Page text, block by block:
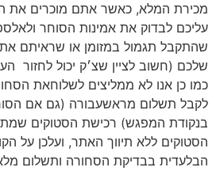
מכירת המלא, כאשר אתם מוכרים את
עליכם לבדוק את אמינות הסוחר
שהתקבל תגמול במזומן או שראיתם
שלכם (חשוב לציין שצ׳ק יכול לחזור
כמו כן אנו לא ממליצים לשלוחאת
לקבל תשלום מראשעבורה (גם אם
בנקודת המפגש) רכישת הסטוקים
הסטוקים ללא תיווך האתר, ועלכן על
הבלעדית בבדיקת הסחורה ותשלום